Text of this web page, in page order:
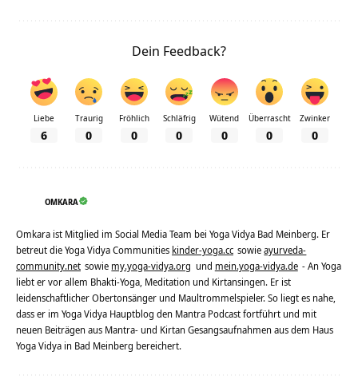
Dein Feedback?
Liebe
6
Traurig
0
Fröhlich
0
Schläfrig
0
Wütend
0
Überrascht
0
Zwinker
0
OMKARA
Omkara ist Mitglied im Social Media Team bei Yoga Vidya Bad Meinberg. Er
betreut die Yoga Vidya Communities kinder-yoga.cc sowieayurveda-
community.net sowie my.yoga-vidya.org und mein.yoga-vidya.de - An Yoga
liebt er vor allem Bhakti-Yoga, Meditation und Kirtansingen. Er ist
leidenschaftlicher Obertonsänger und Maultrommelspieler. So liegt es nahe,
dass er im Yoga Vidya Hauptblog den Mantra Podcast fortführt und mit
neuen Beiträgen aus Mantra- und Kirtan Gesangsaufnahmen aus dem Haus
Yoga Vidya in Bad Meinberg bereichert.